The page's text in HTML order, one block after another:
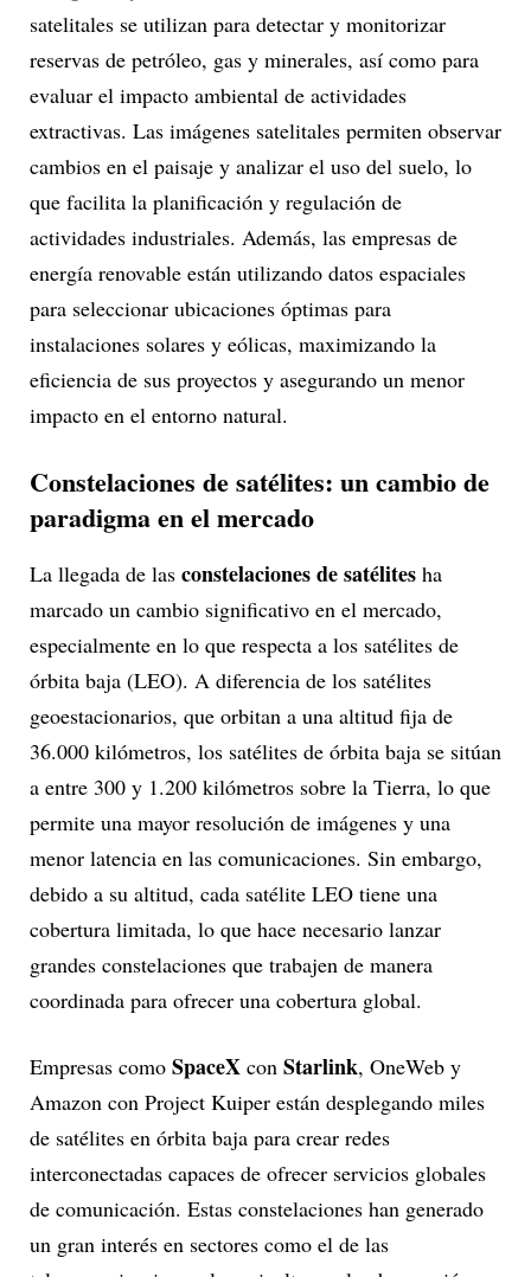
satelitales se utilizan para detectar y monitorizar
reservas de petróleo, gas y minerales, así como para
evaluar el impacto ambiental de actividades
extractivas. Las imágenes satelitales permiten observar
cambios en el paisaje y analizar el uso del suelo, lo
que facilita la planificación y regulación de
actividades industriales. Además, las empresas de
energía renovable están utilizando datos espaciales
para seleccionar ubicaciones óptimas para
instalaciones solares y eólicas, maximizando la
eficiencia de sus proyectos y asegurando un menor
impacto en el entorno natural.
Constelaciones de satélites: un cambio de
paradigma en el mercado
La llegada de las constelaciones de satélites ha
marcado un cambio significativo en el mercado,
especialmente en lo que respecta a los satélites de
órbita baja (LEO). A diferencia de los satélites
geoestacionarios, que orbitan a una altitud fija de
36.000 kilómetros, los satélites de órbita baja se sitúan
a entre 300 y 1.200 kilómetros sobre la Tierra, lo que
permite una mayor resolución de imágenes y una
menor latencia en las comunicaciones. Sin embargo,
debido a su altitud, cada satélite LEO tiene una
cobertura limitada, lo que hace necesario lanzar
grandes constelaciones que trabajen de manera
coordinada para ofrecer una cobertura global.
Empresas como SpaceX con Starlink, OneWeb y
Amazon con Project Kuiper están desplegando miles
de satélites en órbita baja para crear redes
interconectadas capaces de ofrecer servicios globales
de comunicación. Estas constelaciones han generado
un gran interés en sectores como el de las